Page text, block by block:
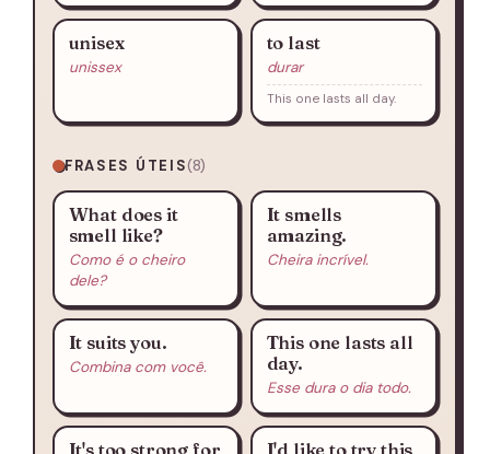
unisex
unissex
to last
durar
This one lasts all day.
FRASES ÚTEIS(8)
What does it
smell like?
Como é o cheiro
dele?
It smells
amazing.
Cheira incrível.
It suits you.
Combina com você.
This one lasts all
day.
Esse dura o dia todo.
It's too strong for
I'd like to try this